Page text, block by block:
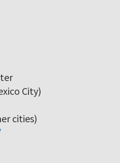
City)
cities)